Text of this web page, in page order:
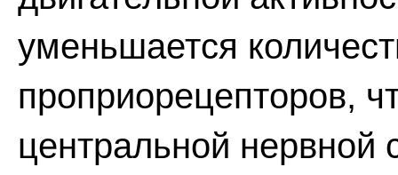
уменьшается
проприорецепторов,
центральной нервной